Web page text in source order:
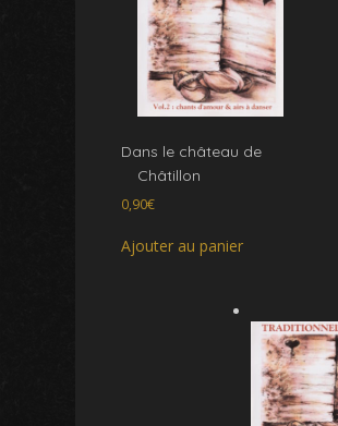
Dans le château de
Châtillon
0,90€
Ajouter au panier